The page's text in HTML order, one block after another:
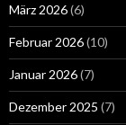
März 2026(6)
Februar 2026(10)
Januar 2026(7)
Dezember 2025 (7)